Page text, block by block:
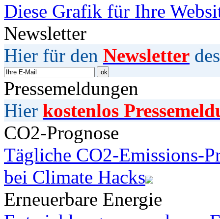
Diese Grafik für Ihre
Newsletter
Hier für den Newsletter
Pressemeldungen
Hier kostenlos
CO2-Prognose
Tägliche CO2-Emissions-
bei Climate Hacks
Erneuerbare Energie